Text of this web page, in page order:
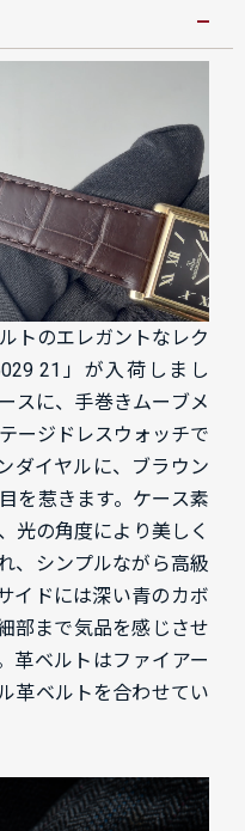
トのエレガントなレク
21」が入荷しまし
スに、手巻きムーブメ
ージドレスウォッチで
ダイヤルに、ブラウン
を惹きます。ケース素
光の角度により美しく
、シンプルながら高級
イドには深い青のカボ
部まで気品を感じさせ
革ベルトはファイアー
革ベルトを合わせてい